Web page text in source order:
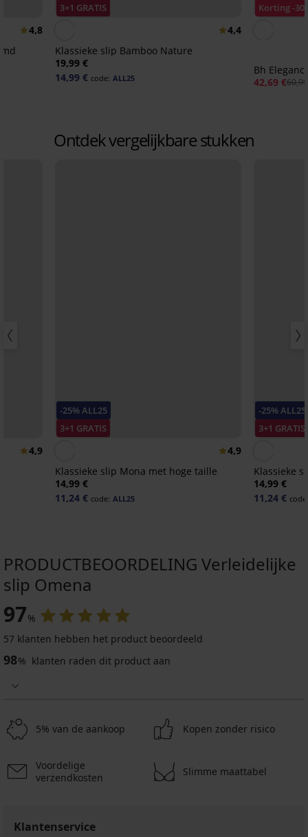
4,8
3+1 GRATIS
4,4
Klassieke slip Bamboo Nature
19,99 €
14,99 € code: ALL25
Korting -
Bh
42,69 €
Ontdek vergelijkbare stukken
4,9
-25% ALL25
3+1 GRATIS
4,9
Klassieke slip Mona met hoge taille
14,99 €
11,24 € code: ALL25
-25% ALL25
3+1 GRATIS
Klassieke
14,99 €
11,24 €
PRODUCTBEOORDELING Verleidelijke
slip Omena
97%
57 klanten hebben het product beoordeeld
98% klanten raden dit product aan
5% van de aankoop Kopen zonder risico
Voordelige
verzendkosten
Slimme maattabel
Klantenservice